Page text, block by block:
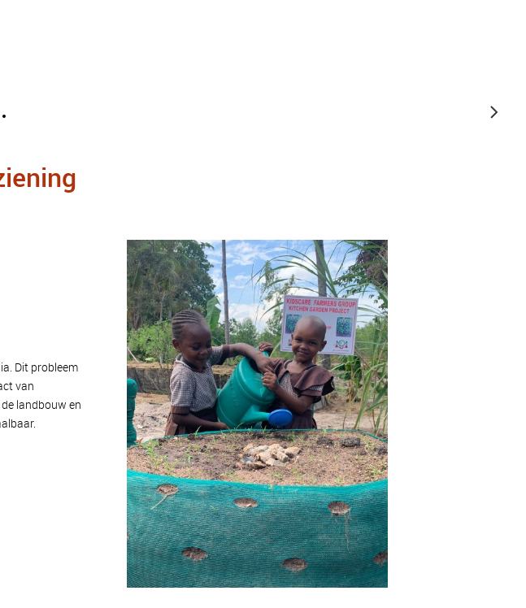
Dit probleem
van
landbouw en